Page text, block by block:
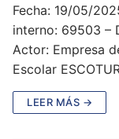
Fecha: 19/05/
interno: 69503 –
Actor: Empresa
Escolar
LEER MÁS →